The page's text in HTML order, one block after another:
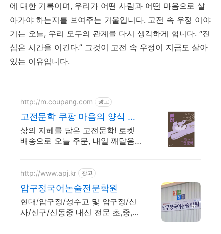
에 대한 기록이며, 우리가 어떤 사람과 어떤 마음으로 살
아가야 하는지를 보여주는 거울입니다. 고전 속 우정 이야
기는 오늘, 우리 모두의 관계를 다시 생각하게 합니다. “진
심은 시간을 이긴다.” 그것이 고전 속 우정이 지금도 살아
있는 이유입니다.
http://m.coupang.com 광고
고전문학 쿠팡 마음의 양식 고
전
삶의 지혜를 담은 고전문학! 로켓
배송으로 오늘 주문, 내일 깨달음
울림을 경험하세요.
http://www.apj.kr 광고
압구정국어논술전문학원
현대/압구정/성수고 및 압구정/신
사/신구/신동중 내신 전문 초,중,고